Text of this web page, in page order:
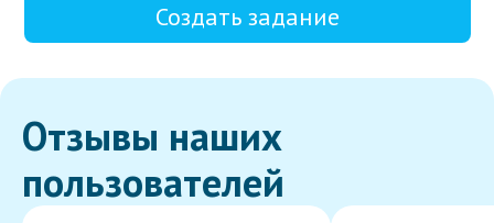
Создать задание
Отзывы наших
пользователей